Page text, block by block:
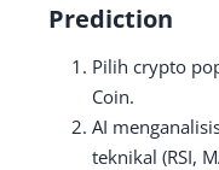
Prediction
Pilih crypto
Coin.
AI
teknikal (RSI,